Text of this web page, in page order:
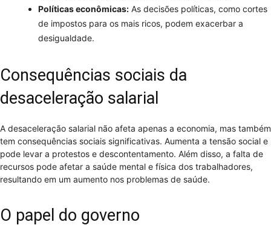
Políticas econômicas: As decisões políticas, como cortes
de impostos para os mais ricos, podem exacerbar a
desigualdade.
Consequências sociais da
desaceleração salarial
A desaceleração salarial não afeta apenas a economia, mas também
tem consequências sociais significativas. Aumenta a tensão social e
pode levar a protestos e descontentamento. Além disso, a falta de
recursos pode afetar a saúde mental e física dos trabalhadores,
resultando em um aumento nos problemas de saúde.
O papel do governo